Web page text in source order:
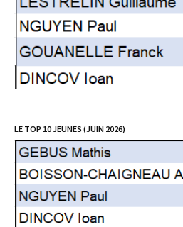
LE TOP 10 JEUNES (JUIN 2026)